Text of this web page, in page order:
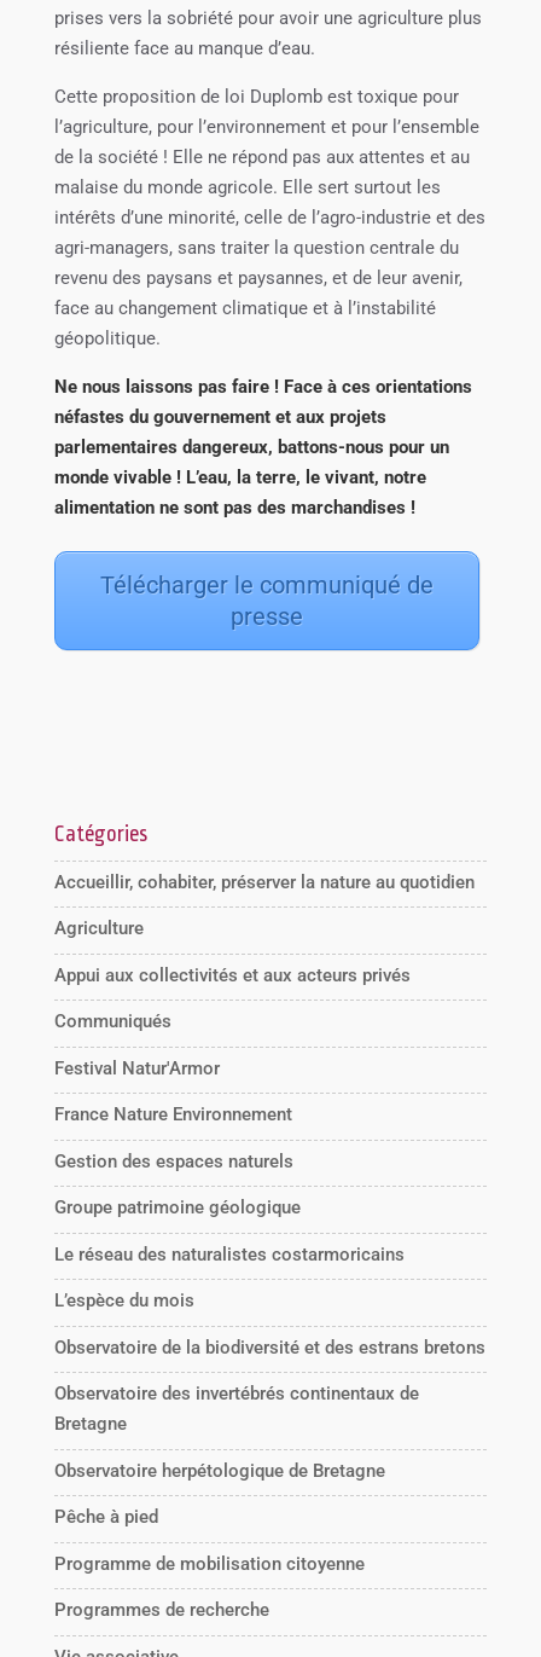
prises vers la sobriété pour avoir une agriculture plus
résiliente face au manque d’eau.
Cette proposition de loi Duplomb est toxique pour
l’agriculture, pour l’environnement et pour l’ensemble
de la société ! Elle ne répond pas aux attentes et au
malaise du monde agricole. Elle sert surtout les
intérêts d’une minorité, celle de l’agro-industrie et des
agri-managers, sans traiter la question centrale du
revenu des paysans et paysannes, et de leur avenir,
face au changement climatique et à l’instabilité
géopolitique.
Ne nous laissons pas faire ! Face à ces orientations
néfastes du gouvernement et aux projets
parlementaires dangereux, battons-nous pour un
monde vivable ! L’eau, la terre, le vivant, notre
alimentation ne sont pas des marchandises !
Télécharger le communiqué de
presse
Catégories
Accueillir, cohabiter, préserver la nature au quotidien
Agriculture
Appui aux collectivités et aux acteurs privés
Communiqués
Festival Natur'Armor
France Nature Environnement
Gestion des espaces naturels
Groupe patrimoine géologique
Le réseau des naturalistes costarmoricains
L’espèce du mois
Observatoire de la biodiversité et des estrans bretons
Observatoire des invertébrés continentaux de
Bretagne
Observatoire herpétologique de Bretagne
Pêche à pied
Programme de mobilisation citoyenne
Programmes de recherche